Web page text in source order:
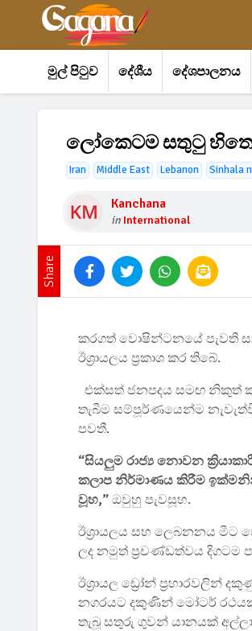
මුල් පිටුව දේශීය දේශපාලනය
ලෝකෙටම සතුටු
Iran Middle East Lebanon Sinhala
Kanchana
in International
Share
කරගත් වොෂින්ටනයේ පැවති
ඊශ්‍රායලය ප්‍රකාශ කර තිබේ.
එක්සත් ජනපදය සමඟ නිකුත්
තැබීම සම්පූර්ණයෙන්ම
පවතී.
“සියලුම රාජ්‍ය නොවන
කලාප නිර්මාණය කිරීම
වූහ,” ඔවුහු පැවසූහ.
ඊශ්‍රායලය සහ ලෙබනනය මීට
ලද නමුත් ප්‍රචණ්ඩත්වය දිගටම
ඊශ්‍රායල ඩ්‍රෝන් ප්‍රහාරවලින්
නගරයට දකුණින් මෝටර්
තැබූ සතුරු ගුවන් යානයක් අල්ලා